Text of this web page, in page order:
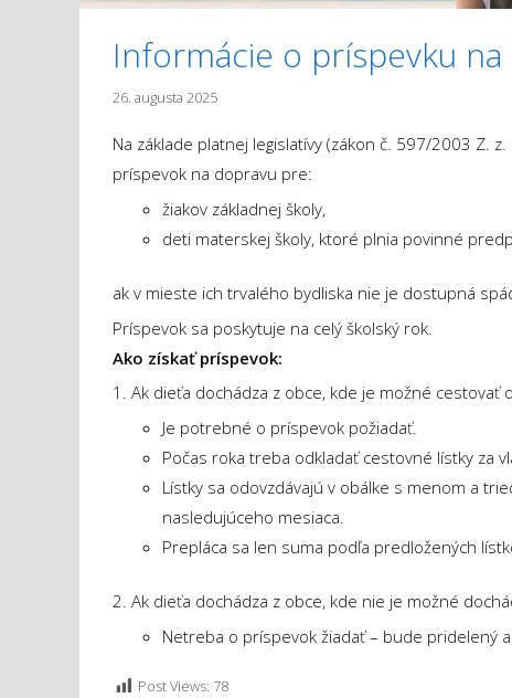
Informácie o príspevku
26. augusta 2025
Na základe platnej legislatívy (zákon č. 597/2003 Z.
príspevok na dopravu pre:
žiakov základnej školy,
deti materskej školy, ktoré plnia povinné
ak v mieste ich trvalého bydliska nie je dostupná
Príspevok sa poskytuje na celý školský rok.
Ako získať príspevok:
1. Ak dieťa dochádza z obce, kde je možné cestovať
Je potrebné o príspevok požiadať.
Počas roka treba odkladať cestovné lístky za
Lístky sa odovzdávajú v obálke s menom a
nasledujúceho mesiaca.
Prepláca sa len suma podľa predložených
2. Ak dieťa dochádza z obce, kde nie je možné
Netreba o príspevok žiadať – bude pridelený
Post Views: 78